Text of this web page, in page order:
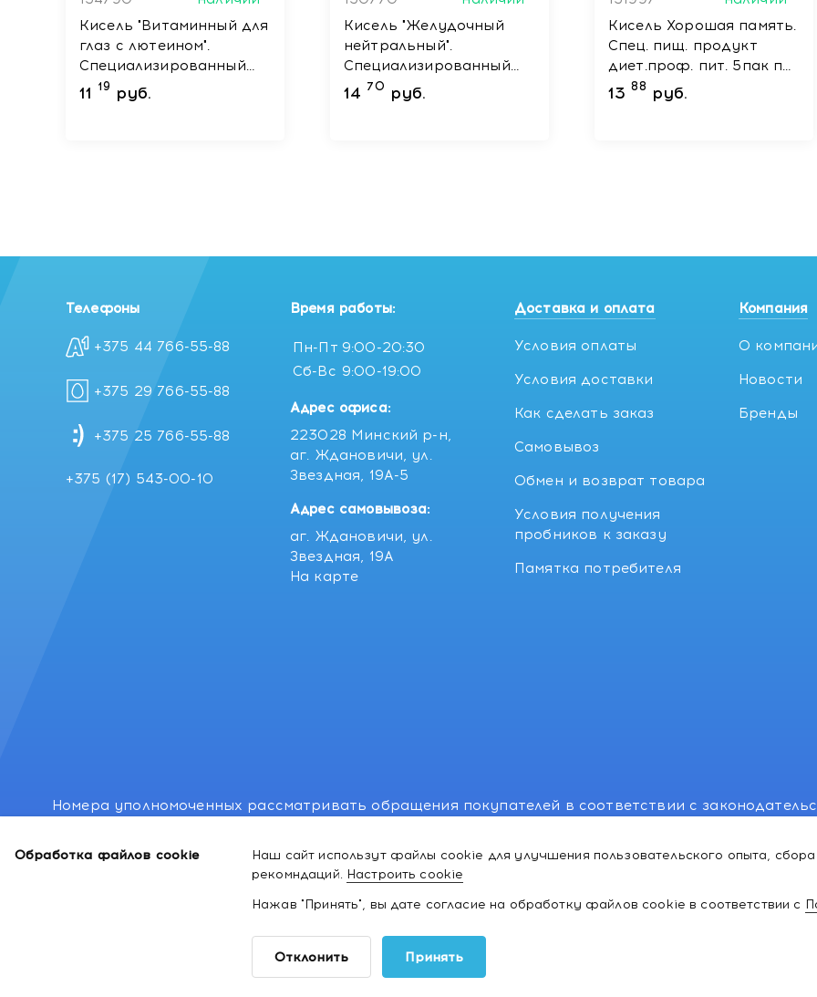
Кисель "Витаминный для
глаз с лютеином".
Специализированный
пищевой продукт
диетического
11 19 руб.
Кисель "Желудочный
нейтральный".
Специализированный
пищевой продукт
диетического
14 70 руб.
Кисель Хорошая память.
Спец. пищ. продукт
диет.проф. пит. 5пак по
20г. Уп100г
13 88 руб.
Обработка файлов cookie
Наш сайт использут файлы cookie для улучшения пользовательского опыта, сбора
рекомндаций. Настроить cookie
Нажав "Принять", вы дате согласие на обработку файлов cookie в соответствии с
Отклонить Принять
Телефоны
+375 44 766-55-88
+375 29 766-55-88
+375 25 766-55-88
+375 (17) 543-00-10
Время работы:
Пн-Пт 9:00-20:30
Сб-Вс 9:00-19:00
Адрес офиса:
223028 Минский р-н,
аг. Ждановичи, ул.
Звездная, 19А-5
Адрес самовывоза:
аг. Ждановичи, ул.
Звездная, 19А
На карте
Доставка и оплата
Условия оплаты
Условия доставки
Как сделать заказ
Самовывоз
Обмен и возврат товара
Условия получения
пробников к заказу
Памятка потребителя
Компания
О
Новости
Бренды
Номера уполномоченных рассматривать обращения покупателей в соответствии с
Номер и адрес электронной почты лица, уполномоченного рассматривать обращения
законодательством о защите прав потребителей:766-55-88 (для всех мобильных операторов),
Интернет-магазин косметики и товаров для